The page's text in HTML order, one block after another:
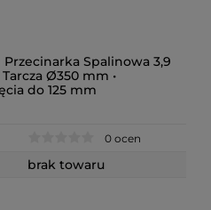
Przecinarka Spalinowa 3,9
Tarcza Ø350 mm •
do 125 mm
0 ocen
brak towaru